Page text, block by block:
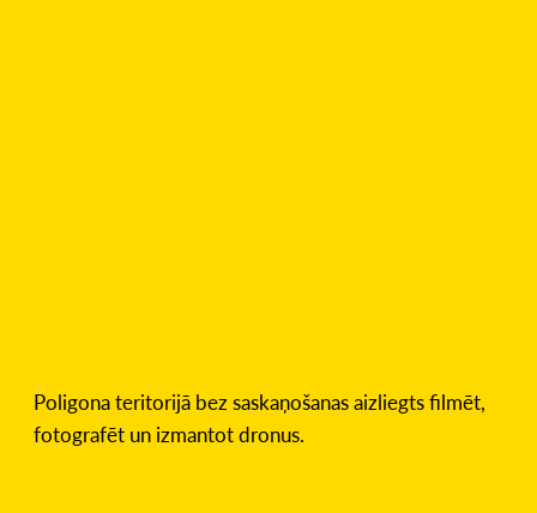
Poligona teritorijā bez saskaņošanas aizliegts filmēt,
fotografēt un izmantot dronus.